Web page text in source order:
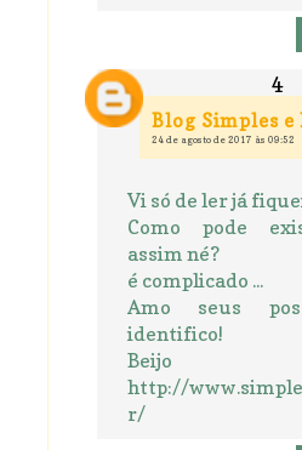
Blog Simples e
24 de agosto de 2017 às 09:52
Vi só de ler já
Como pode
assim né?
é complicado ...
Amo seus
identifico!
Beijo
http://
r/